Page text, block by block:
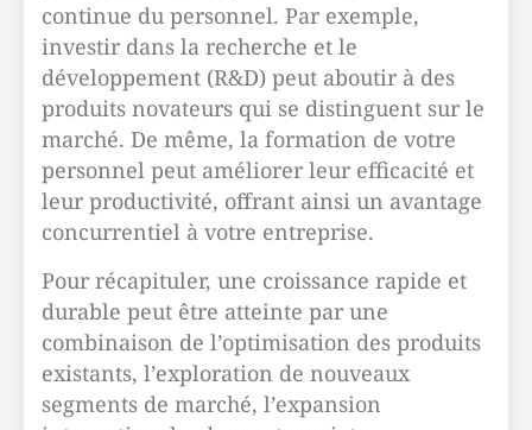
continue du personnel. Par exemple,
investir dans la recherche et le
développement (R&D) peut aboutir à des
produits novateurs qui se distinguent sur le
marché. De même, la formation de votre
personnel peut améliorer leur efficacité et
leur productivité, offrant ainsi un avantage
concurrentiel à votre entreprise.
Pour récapituler, une croissance rapide et
durable peut être atteinte par une
combinaison de l’optimisation des produits
existants, l’exploration de nouveaux
segments de marché, l’expansion